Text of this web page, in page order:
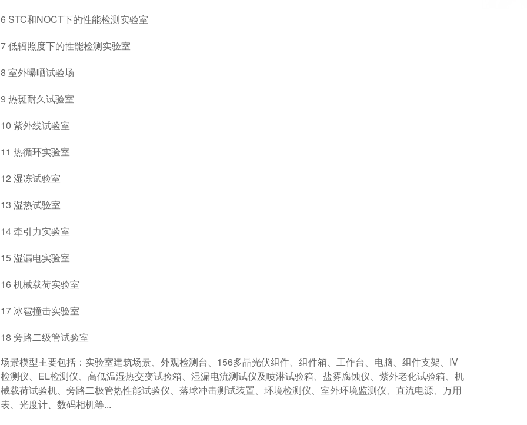
6 STC和NOCT下的性能检测实验室
7 低辐照度下的性能检测实验室
8 室外曝晒试验场
9 热斑耐久试验室
10 紫外线试验室
11 热循环实验室
12 湿冻试验室
13 湿热试验室
14 牵引力实验室
15 湿漏电实验室
16 机械载荷实验室
17 冰雹撞击实验室
18 旁路二级管试验室
场景模型主要包括：实验室建筑场景、外观检测台、156多晶光伏组件、组件箱、工作台、电脑、组件支架、IV
检测仪、EL检测仪、高低温湿热交变试验箱、湿漏电流测试仪及喷淋试验箱、盐雾腐蚀仪、紫外老化试验箱、机
械载荷试验机、旁路二极管热性能试验仪、落球冲击测试装置、环境检测仪、室外环境监测仪、直流电源、万用
表、光度计、数码相机等...